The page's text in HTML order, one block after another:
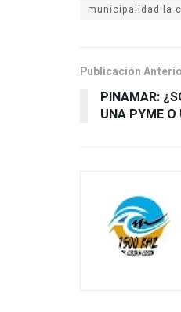
municipalidad la
Publicación
PINAMAR:
UNA PYME O